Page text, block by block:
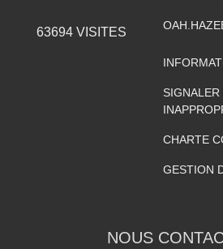
63694VISITES
CHARTE
GESTION
NOUS